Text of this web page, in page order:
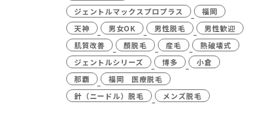
ジェントルマックスプロプラス
福岡
天神
男女OK 男性脱毛
男性歓迎
肌質改善
顏脱毛 産毛
熱破壊式
ジェントルシリーズ
博多
小倉
那覇
福岡 医療脱毛
針（ニードル）脱毛
メンズ脱毛